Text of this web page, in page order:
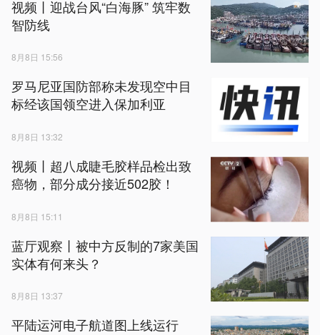
视频丨迎战台风“白海豚” 筑牢数
智防线
8月8日 15:56
罗马尼亚国防部称未发现空中目
标经该国领空进入保加利亚
8月8日 13:32
视频丨超八成睫毛胶样品检出致
癌物，部分成分接近502胶！
8月8日 15:11
蓝厅观察丨被中方反制的7家美国
实体有何来头？
8月8日 13:37
平陆运河电子航道图上线运行